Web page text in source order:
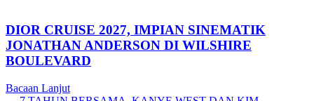
DIOR CRUISE 2027, IMPIAN SINEMATIK
JONATHAN ANDERSON DI WILSHIRE
BOULEVARD
Bacaan Lanjut